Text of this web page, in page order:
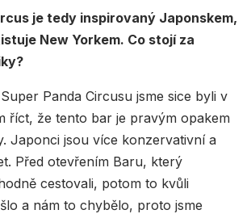
je tedy inspirovaný Japonskem,
New Yorkem. Co stojí za
Panda Circusu jsme sice byli v
říct, že tento bar je pravým opakem
Japonci jsou více konzervativní a
Před otevřením Baru, který
cestovali, potom to kvůli
a nám to chybělo, proto jsme